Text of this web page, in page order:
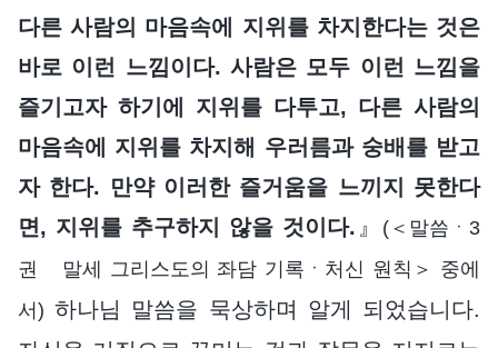
다른 사람의 마음속에 지위를 차지한다는 것은
바로 이런 느낌이다. 사람은 모두 이런 느낌을
즐기고자 하기에 지위를 다투고, 다른 사람의
마음속에 지위를 차지해 우러름과 숭배를 받고
자 한다. 만약 이러한 즐거움을 느끼지 못한다
면, 지위를 추구하지 않을 것이다. 』 (＜말씀ㆍ3
권 말세 그리스도의 좌담 기록ㆍ처신 원칙＞ 중에
서) 하나님 말씀을 묵상하며 알게 되었습니다.